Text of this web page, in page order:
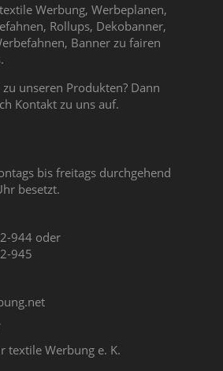
Werbung, Werbeplanen,
Rollups, Dekobanner,
Banner zu fairen
zu unseren Produkten? Dann
Kontakt zu uns auf.
bis freitags durchgehend
besetzt.
944 oder
945
textile Werbung e. K.